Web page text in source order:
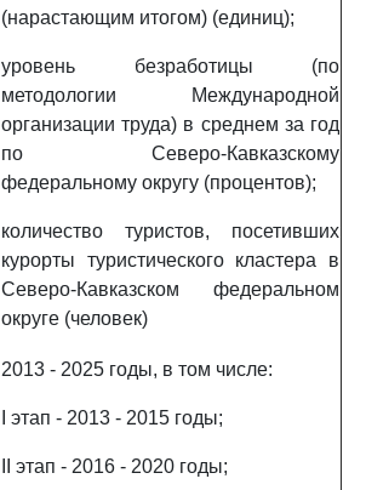
(нарастающим итогом) (единиц);
уровень безработицы (по
методологии Международной
организации труда) в среднем за год
по Северо-Кавказскому
федеральному округу (процентов);
количество туристов, посетивших
курорты туристического кластера в
Северо-Кавказском федеральном
округе (человек)
2013 - 2025 годы, в том числе:
I этап - 2013 - 2015 годы;
II этап - 2016 - 2020 годы;